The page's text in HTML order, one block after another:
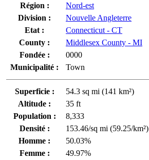
Région :
Nord-est
Division :
Nouvelle Angleterre
Etat :
Connecticut - CT
County :
Middlesex County - MI
Fondée :
0000
Municipalité :
Town
Superficie :
54.3 sq mi (141 km²)
Altitude :
35 ft
Population :
8,333
Densité :
153.46/sq mi (59.25/km²)
Homme :
50.03%
Femme :
49.97%